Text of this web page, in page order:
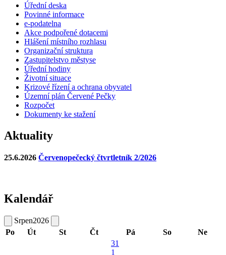
Úřední deska
Povinné informace
e-podatelna
Akce podpořené dotacemi
Hlášení místního rozhlasu
Organizační struktura
Zastupitelstvo městyse
Úřední hodiny
Životní situace
Krizové řízení a ochrana obyvatel
Územní plán Červené Pečky
Rozpočet
Dokumenty ke stažení
Aktuality
25.6.2026 Červenopečecký čtvrtletník 2/2026
Kalendář
Srpen2026
Po
Út St Čt Pá So Ne
31
1